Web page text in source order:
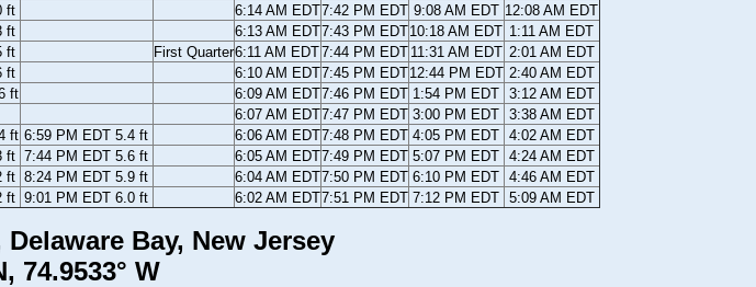
ft 6:14 AM EDT7:42 PM EDT 9:08 AM EDT 12:08 AM EDT
ft 6:13 AM EDT7:43 PM EDT10:18 AM EDT 1:11 AM EDT
ft First Quarter6:11 AM EDT7:44 PM EDT 11:31 AM EDT 2:01 AM EDT
ft 6:10 AM EDT7:45 PM EDT12:44 PM EDT 2:40 AM EDT
ft 6:09 AM EDT7:46 PM EDT 1:54 PM EDT 3:12 AM EDT
6:07 AM EDT7:47 PM EDT 3:00 PM EDT 3:38 AM EDT
ft 6:59 PM EDT 5.4 ft 6:06 AM EDT7:48 PM EDT 4:05 PM EDT 4:02 AM EDT
ft 7:44 PM EDT 5.6 ft 6:05 AM EDT7:49 PM EDT 5:07 PM EDT 4:24 AM EDT
ft 8:24 PM EDT 5.9 ft 6:04 AM EDT7:50 PM EDT 6:10 PM EDT 4:46 AM EDT
ft 9:01 PM EDT 6.0 ft 6:02 AM EDT7:51 PM EDT 7:12 PM EDT 5:09 AM EDT
Bay, New Jersey
74.9533° W